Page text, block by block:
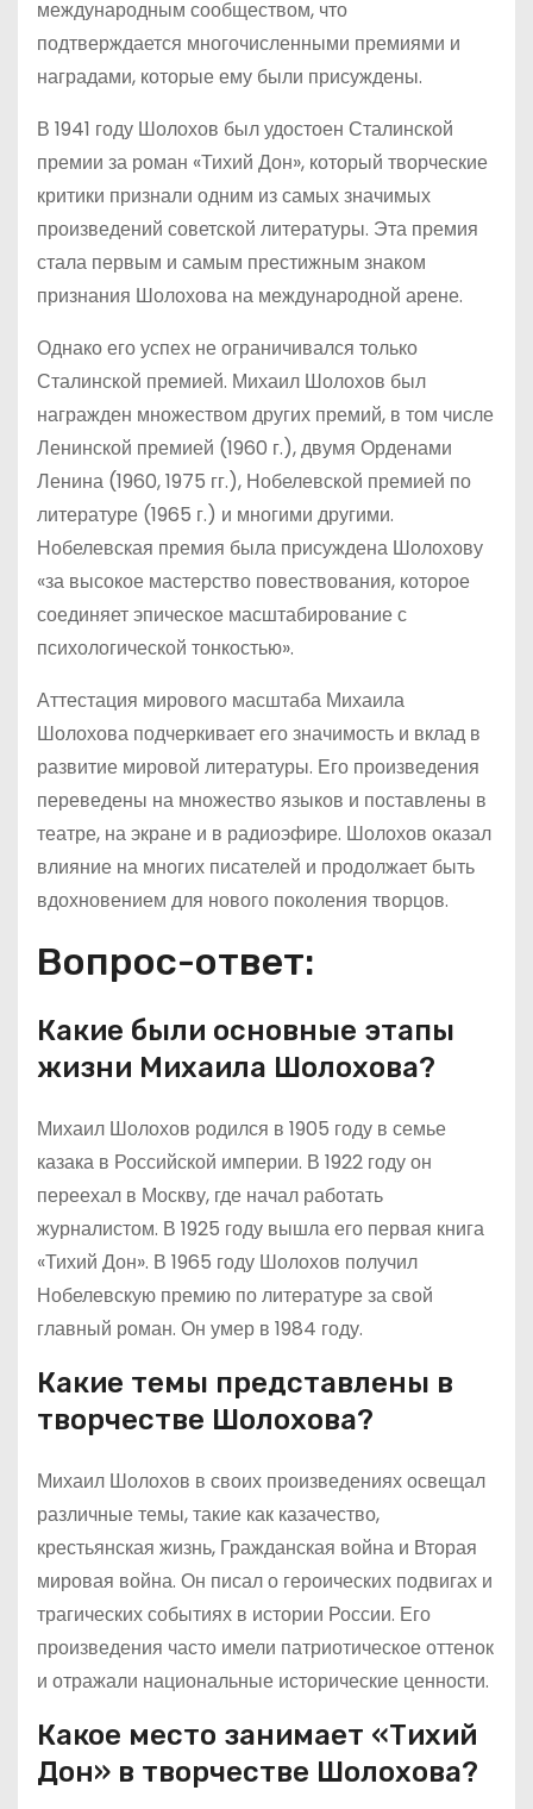
международным сообществом, что
подтверждается многочисленными премиями и
наградами, которые ему были присуждены.
В 1941 году Шолохов был удостоен Сталинской
премии за роман «Тихий Дон», который творческие
критики признали одним из самых значимых
произведений советской литературы. Эта премия
стала первым и самым престижным знаком
признания Шолохова на международной арене.
Однако его успех не ограничивался только
Сталинской премией. Михаил Шолохов был
награжден множеством других премий, в том числе
Ленинской премией (1960 г.), двумя Орденами
Ленина (1960, 1975 гг.), Нобелевской премией по
литературе (1965 г.) и многими другими.
Нобелевская премия была присуждена Шолохову
«за высокое мастерство повествования, которое
соединяет эпическое масштабирование с
психологической тонкостью».
Аттестация мирового масштаба Михаила
Шолохова подчеркивает его значимость и вклад в
развитие мировой литературы. Его произведения
переведены на множество языков и поставлены в
театре, на экране и в радиоэфире. Шолохов оказал
влияние на многих писателей и продолжает быть
вдохновением для нового поколения творцов.
Вопрос-ответ:
Какие были основные этапы
жизни Михаила Шолохова?
Михаил Шолохов родился в 1905 году в семье
казака в Российской империи. В 1922 году он
переехал в Москву, где начал работать
журналистом. В 1925 году вышла его первая книга
«Тихий Дон». В 1965 году Шолохов получил
Нобелевскую премию по литературе за свой
главный роман. Он умер в 1984 году.
Какие темы представлены в
творчестве Шолохова?
Михаил Шолохов в своих произведениях освещал
различные темы, такие как казачество,
крестьянская жизнь, Гражданская война и Вторая
мировая война. Он писал о героических подвигах и
трагических событиях в истории России. Его
произведения часто имели патриотическое оттенок
и отражали национальные исторические ценности.
Какое место занимает «Тихий
Дон» в творчестве Шолохова?